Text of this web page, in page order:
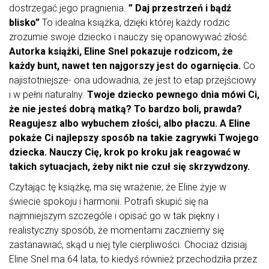
dostrzegać jego pragnienia. ” Daj przestrzeń i bądź
blisko” To idealna książka, dzięki której każdy rodzic
zrozumie swoje dziecko i nauczy się opanowywać złość.
Autorka książki, Eline Snel pokazuje rodzicom, że
każdy bunt, nawet ten najgorszy jest do ogarnięcia. Co
najistotniejsze- ona udowadnia, że jest to etap przejściowy
i w pełni naturalny. Twoje dziecko pewnego dnia mówi Ci,
że nie jesteś dobrą matką? To bardzo boli, prawda?
Reagujesz albo wybuchem złości, albo płaczu. A Eline
pokaże Ci najlepszy sposób na takie zagrywki Twojego
dziecka. Nauczy Cię, krok po kroku jak reagować w
takich sytuacjach, żeby nikt nie czuł się skrzywdzony.
Czytając tę książkę, ma się wrażenie, że Eline żyje w
świecie spokoju i harmonii. Potrafi skupić się na
najmniejszym szczególe i opisać go w tak piękny i
realistyczny sposób, że momentami zaczniemy się
zastanawiać, skąd u niej tyle cierpliwości. Chociaż dzisiaj
Eline Snel ma 64 lata, to kiedyś również przechodziła przez